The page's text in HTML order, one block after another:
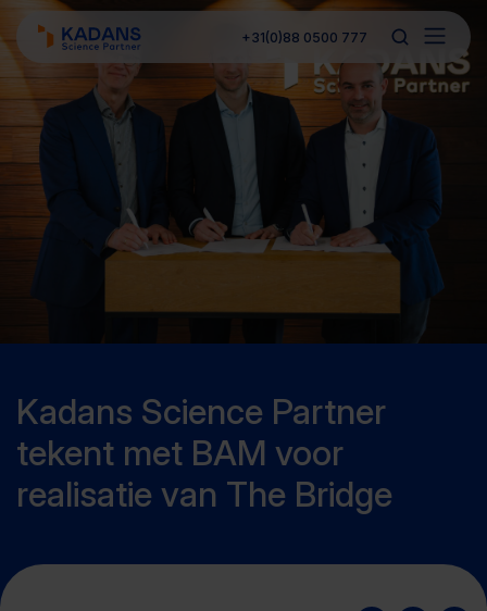
+31(0)88 0500 777
Kadans Science Partner
tekent met BAM voor
realisatie van The Bridge